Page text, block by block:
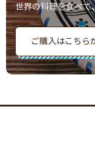
世界の料理を食べて
ご購入はこちら